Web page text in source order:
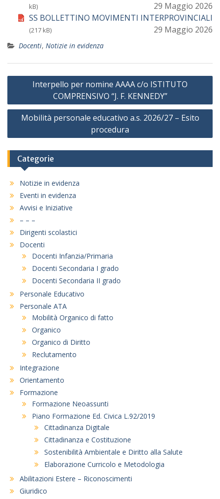
kB)
29 Maggio 2026
SS BOLLETTINO MOVIMENTI INTERPROVINCIALI
(217 kB) 29 Maggio 2026
Docenti, Notizie in evidenza
Navigazione
Interpello per nomine AAAA c/o ISTITUTO
COMPRENSIVO “J. F. KENNEDY”
Mobilità personale educativo a.s. 2026/27 – Esito
procedura
Categorie
Notizie in evidenza
Eventi in evidenza
Avvisi e Iniziative
– – –
Dirigenti scolastici
Docenti
Docenti Infanzia/Primaria
Docenti Secondaria I grado
Docenti Secondaria II grado
Personale Educativo
Personale ATA
Mobilità Organico di fatto
Organico
Organico di Diritto
Reclutamento
Integrazione
Orientamento
Formazione
Formazione Neoassunti
Piano Formazione Ed. Civica L.92/2019
Cittadinanza Digitale
Cittadinanza e Costituzione
Sostenibilità Ambientale e Diritto alla Salute
Elaborazione Curricolo e Metodologia
Abilitazioni Estere – Riconoscimenti
Giuridico